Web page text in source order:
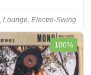
Lounge, Electro-Swing
100%